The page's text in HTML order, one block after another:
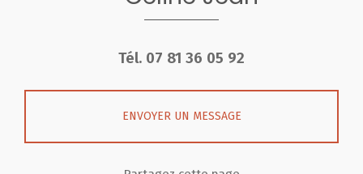
Tél. 07 81 36 05 92
ENVOYER UN MESSAGE